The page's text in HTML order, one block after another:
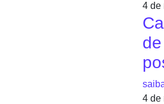
4 de
4 de